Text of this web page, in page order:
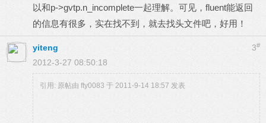
以和p->gvtp.n_incomplete一起理解。可见，fluent能返回
的信息有很多，实在找不到，就去找头文件吧，好用！
3#
yiteng
2012-3-27 08:50:18
引用: 原帖由 fty0083 于 2011-9-14 18:57 发表